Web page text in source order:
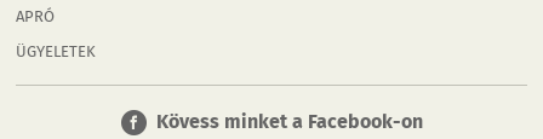
APRÓ
ÜGYELETEK
Kövess minket a Facebook-on